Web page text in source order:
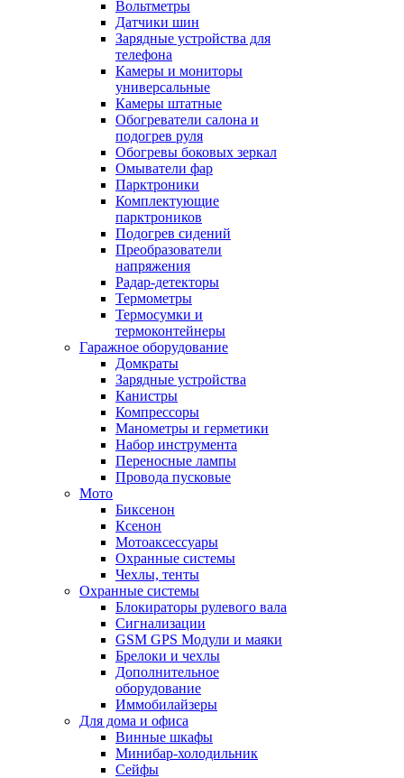
Вольтметры
Датчики шин
Зарядные устройства для
телефона
Камеры и мониторы
универсальные
Камеры штатные
Обогреватели салона и
подогрев руля
Обогревы боковых зеркал
Омыватели фар
Парктроники
Комплектующие
парктроников
Подогрев сидений
Преобразователи
напряжения
Радар-детекторы
Термометры
Термосумки и
термоконтейнеры
Гаражное оборудование
Домкраты
Зарядные устройства
Канистры
Компрессоры
Манометры и герметики
Набор инструмента
Переносные лампы
Провода пусковые
Мото
Биксенон
Ксенон
Мотоаксессуары
Охранные системы
Чехлы, тенты
Охранные системы
Блокираторы рулевого вала
Сигнализации
GSM GPS Модули и маяки
Брелоки и чехлы
Дополнительное
оборудование
Иммобилайзеры
Для дома и офиса
Винные шкафы
Минибар-холодильник
Сейфы